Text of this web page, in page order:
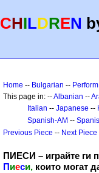
CHILDREN
Home -- Bulgarian --
This page in: --Albanian --
Italian -- Japanese --
Spanish-AM --
Previous Piece -- Next Piece
ПИЕСИ – играйте ги
Пиеси, които могат